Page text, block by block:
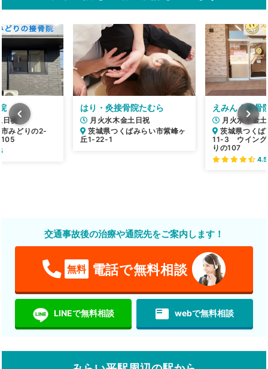
はり・灸接骨院たむら
月火水木金土日祝
茨城県つくばみらい市紫峰ヶ
丘1-22-1
えみんぐ接骨
月火水木金
茨城県つくば
11-3 ウイング
りの107
4.5
祝
みどりの2-
交通事故後の治療や通院先をご案内します！
無料 電話で無料相談
LINEで無料相談 featured_play_list webで無料相談